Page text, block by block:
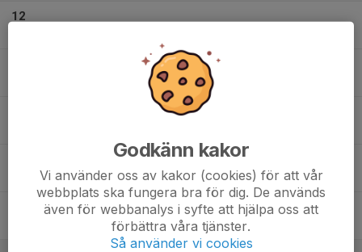
12
Godkänn kakor
Vi använder oss av kakor (cookies) för att vår
webbplats ska fungera bra för dig. De används
även för webbanalys i syfte att hjälpa oss att
förbättra våra tjänster.
Så använder vi cookies